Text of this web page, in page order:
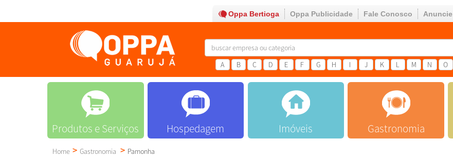
Oppa Bertioga Oppa Publicidade Fale Conosco Anuncie
A B C D E F G H I J K L M N O
Produtos e Serviços Hospedagem Imóveis Gastronomia
Home Gastronomia Pamonha